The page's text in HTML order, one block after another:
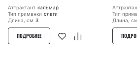
Аттрактант кальмар
Тип приманки слаги
Длина, см 3
ПОДРОБНЕЕ
Тип
Длина, см